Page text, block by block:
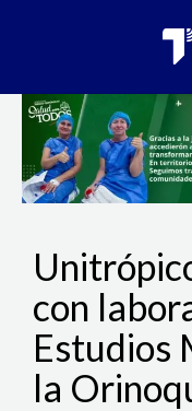
con
Estudios
la